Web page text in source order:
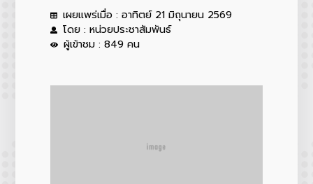
เผยแพร่เมื่อ : อาทิตย์ 21 มิถุนายน 2569
โดย : หน่วยประชาสัมพันธ์
ผู้เข้าชม : 849 คน